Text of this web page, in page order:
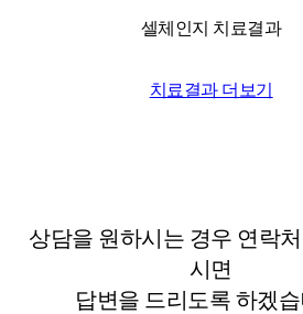
셀체인지 치료결과
치료결과 더보기
상담을 원하시는 경우 연락
시면
답변을 드리도록 하겠